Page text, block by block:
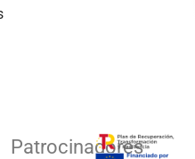
Patrocinadores